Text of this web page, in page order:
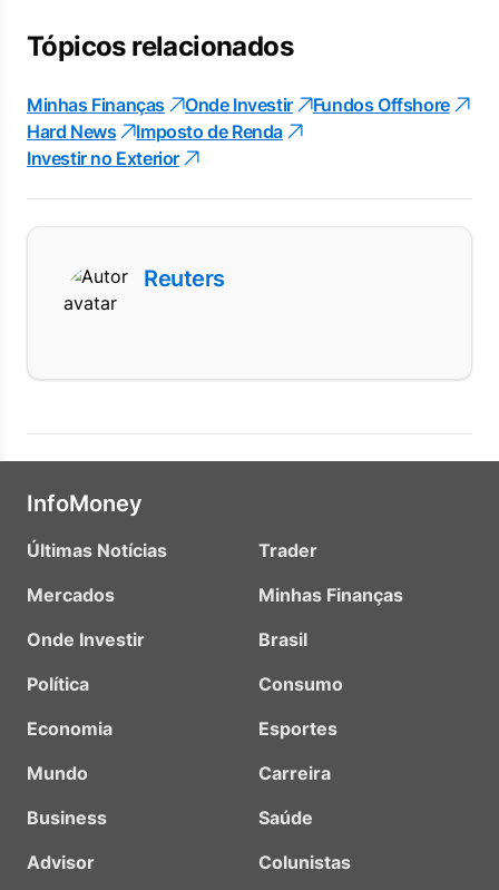
Tópicos relacionados
Minhas Finanças Onde Investir
Fundos Offshore
Hard News
Imposto de Renda
Investir no Exterior
Reuters
InfoMoney
Últimas Notícias
Mercados
Onde Investir
Política
Economia
Mundo
Business
Advisor
Trader
Minhas Finanças
Brasil
Consumo
Esportes
Carreira
Saúde
Colunistas